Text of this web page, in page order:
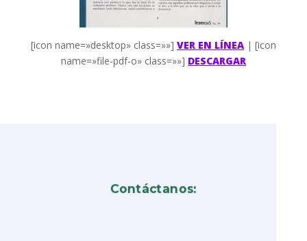
[icon name=»desktop» class=»»] VER EN LÍNEA | [icon
name=»file-pdf-o» class=»»] DESCARGAR
Contáctanos: